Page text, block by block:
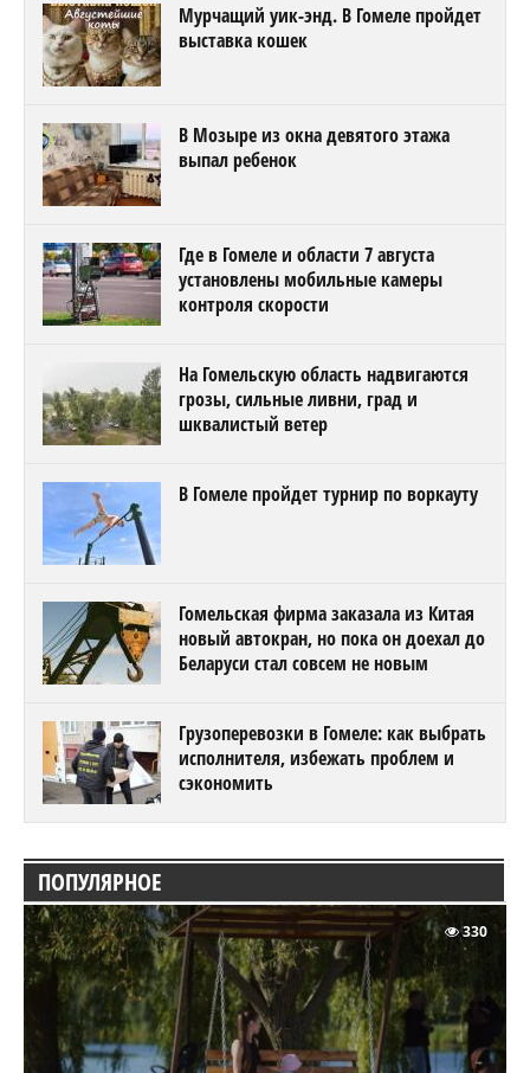
Мурчащий уик-энд. В Гомеле пройдет
выставка кошек
В Мозыре из окна девятого этажа
выпал ребенок
Где в Гомеле и области 7 августа
установлены мобильные камеры
контроля скорости
На Гомельскую область надвигаются
грозы, сильные ливни, град и
шквалистый ветер
В Гомеле пройдет турнир по воркауту
Гомельская фирма заказала из Китая
новый автокран, но пока он доехал до
Беларуси стал совсем не новым
Грузоперевозки в Гомеле: как выбрать
исполнителя, избежать проблем и
сэкономить
ПОПУЛЯРНОЕ
330